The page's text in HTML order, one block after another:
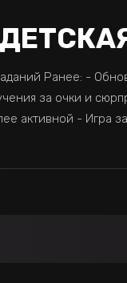
Ранее: -
за очки и
активной - Игра